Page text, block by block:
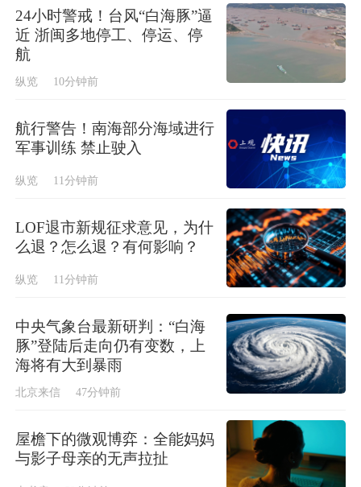
24小时警戒！台风“白海豚”逼
近 浙闽多地停工、停运、停
航
纵览 10分钟前
航行警告！南海部分海域进行
军事训练 禁止驶入
纵览 11分钟前
LOF退市新规征求意见，为什
么退？怎么退？有何影响？
纵览 11分钟前
中央气象台最新研判：“白海
豚”登陆后走向仍有变数，上
海将有大到暴雨
北京来信 47分钟前
屋檐下的微观博弈：全能妈妈
与影子母亲的无声拉扯